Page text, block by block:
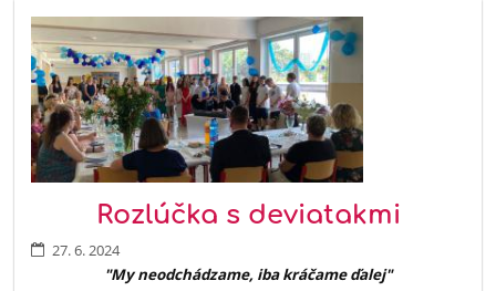
Rozlúčka s deviatakmi
27. 6. 2024
"My neodchádzame, iba kráčame ďalej"